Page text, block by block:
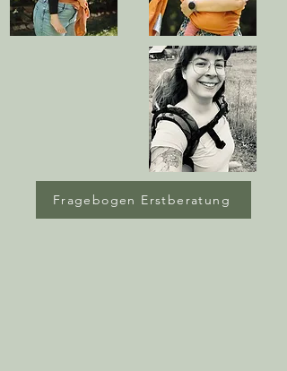
Fragebogen Erstberatung